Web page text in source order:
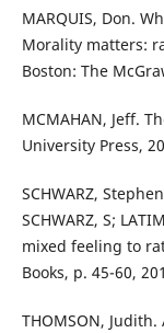
MARQUIS, Don.
Morality matters:
Boston: The
MCMAHAN, Jeff.
University Press,
SCHWARZ,
SCHWARZ, S;
mixed feeling to
Books, p. 45-60,
THOMSON,